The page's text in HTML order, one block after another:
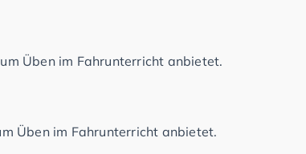
Üben im Fahrunterricht anbietet.
Üben im Fahrunterricht anbietet.